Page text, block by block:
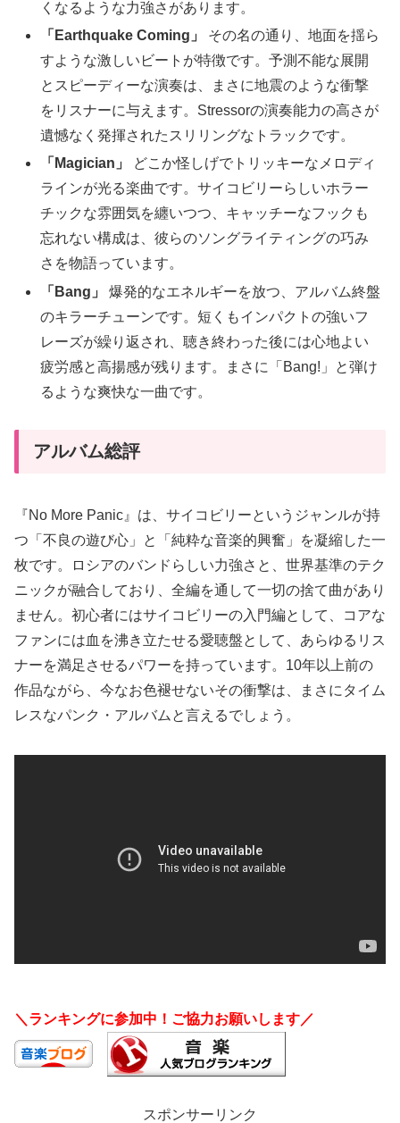
くなるような力強さがあります。
「Earthquake Coming」
その名の通り、地面を揺ら
すような激しいビートが特徴です。予測不能な展開
とスピーディーな演奏は、まさに地震のような衝撃
をリスナーに与えます。Stressorの演奏能力の高さが
遺憾なく発揮されたスリリングなトラックです。
「Magician」
どこか怪しげでトリッキーなメロディ
ラインが光る楽曲です。サイコビリーらしいホラー
チックな雰囲気を纏いつつ、キャッチーなフックも
忘れない構成は、彼らのソングライティングの巧み
さを物語っています。
「Bang」
爆発的なエネルギーを放つ、アルバム終盤
のキラーチューンです。短くもインパクトの強いフ
レーズが繰り返され、聴き終わった後には心地よい
疲労感と高揚感が残ります。まさに「Bang!」と弾け
るような爽快な一曲です。
アルバム総評
『No More Panic』は、サイコビリーというジャンルが持
つ「不良の遊び心」と「純粋な音楽的興奮」を凝縮した一
枚です。ロシアのバンドらしい力強さと、世界基準のテク
ニックが融合しており、全編を通して一切の捨て曲があり
ません。初心者にはサイコビリーの入門編として、コアな
ファンには血を沸き立たせる愛聴盤として、あらゆるリス
ナーを満足させるパワーを持っています。10年以上前の
作品ながら、今なお色褪せないその衝撃は、まさにタイム
レスなパンク・アルバムと言えるでしょう。
＼ランキングに参加中！ご協力お願いします／
スポンサーリンク